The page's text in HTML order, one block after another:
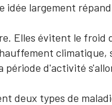
largement
Elles évitent le froid
climatique,
d'activité
deux types de